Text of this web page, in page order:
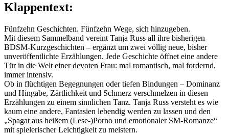
Klappentext:
Fünfzehn Geschichten. Fünfzehn Wege, sich hinzugeben.
Mit diesem Sammelband vereint Tanja Russ all ihre bisherigen
BDSM-Kurzgeschichten – ergänzt um zwei völlig neue, bisher
unveröffentlichte Erzählungen. Jede Geschichte öffnet eine andere
Tür in die Welt einer devoten Frau: mal romantisch, mal fordernd,
immer intensiv.
Ob in flüchtigen Begegnungen oder tiefen Bindungen – Dominanz
und Hingabe, Zärtlichkeit und Schmerz verschmelzen in diesen
Erzählungen zu einem sinnlichen Tanz. Tanja Russ versteht es wie
kaum eine andere, Fantasien lebendig werden zu lassen und den
„Spagat aus heißem (Lese-)Porno und emotionaler SM-Romanze“
mit spielerischer Leichtigkeit zu meistern.